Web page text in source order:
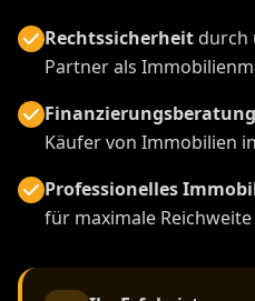
Rechtssicherheitdurch
Partner als
Käufer von Immobilien
Professionelles
für maximale